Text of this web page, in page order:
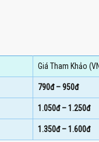
Giá Tham Khảo
790đ – 950đ
1.050đ – 1.250đ
1.350đ – 1.600đ